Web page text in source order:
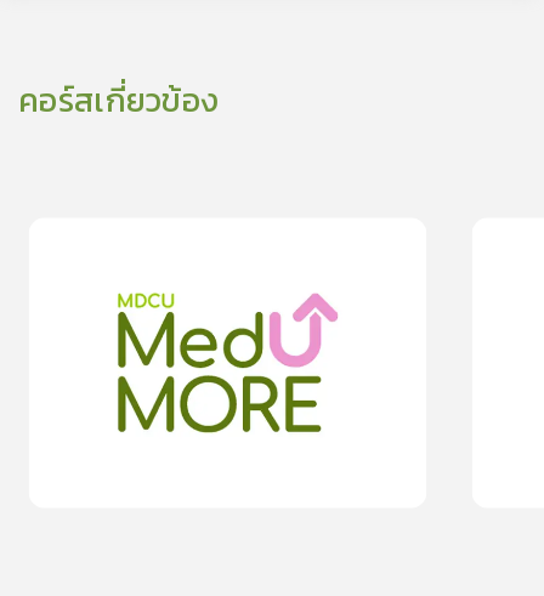
คอร์สเกี่ยวข้อง
เช็กระดับว่าเราติดบุหรี่ในระดับไหน?
0.0 0rating)
moreDetails